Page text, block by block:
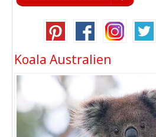
Koala Australien